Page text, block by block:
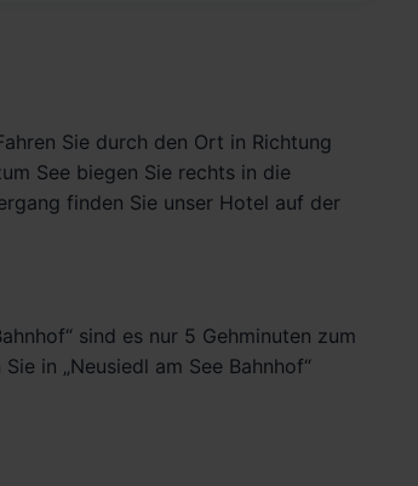
Sie durch den Ort in Richtung
See biegen Sie rechts in die
finden Sie unser Hotel auf der
sind es nur 5 Gehminuten zum
in „Neusiedl am See Bahnhof“